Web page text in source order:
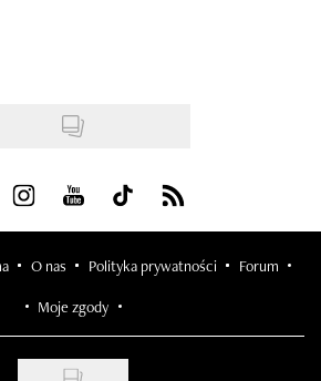
on Facebook
Visit us on Instagram
Visit us on Youtube
Visit us on Tiktok
Visit us on Rss
O nas Polityka prywatności Forum
Moje zgody